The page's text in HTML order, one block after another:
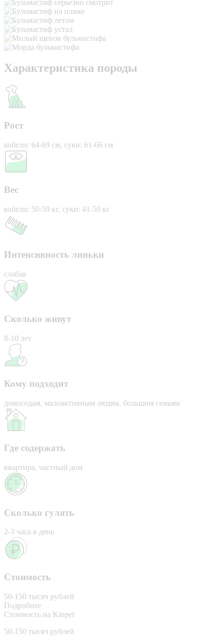
Характеристика породы
Рост
кобели: 64-69 см, суки: 61-66 см
Вес
кобели: 50-59 кг, суки: 41-50 кг
Интенсивность линьки
слабая
Сколько живут
8-10 лет
Кому подходит
домоседам, малоактивным людям, большим семьям
Где содержать
квартира, частный дом
Сколько гулять
2-3 часа в день
Стоимость
50-150 тысяч рублей
Подробнее
Стоимость на Kinpet
50-150 тысяч рублей